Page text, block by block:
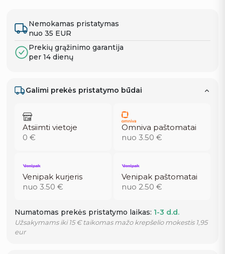
Nemokamas pristatymas
nuo 35 EUR
Prekių grąžinimo garantija
per 14 dienų
Galimi prekės pristatymo būdai
Atsiimti vietoje
0 €
Omniva paštomatai
nuo 3.50 €
Venipak kurjeris
nuo 3.50 €
Venipak paštomatai
nuo 2.50 €
Numatomas prekės pristatymo laikas: 1-3 d.d.
Užsakymams iki 15 € taikomas mažo krepšelio mokestis 1,95
eur